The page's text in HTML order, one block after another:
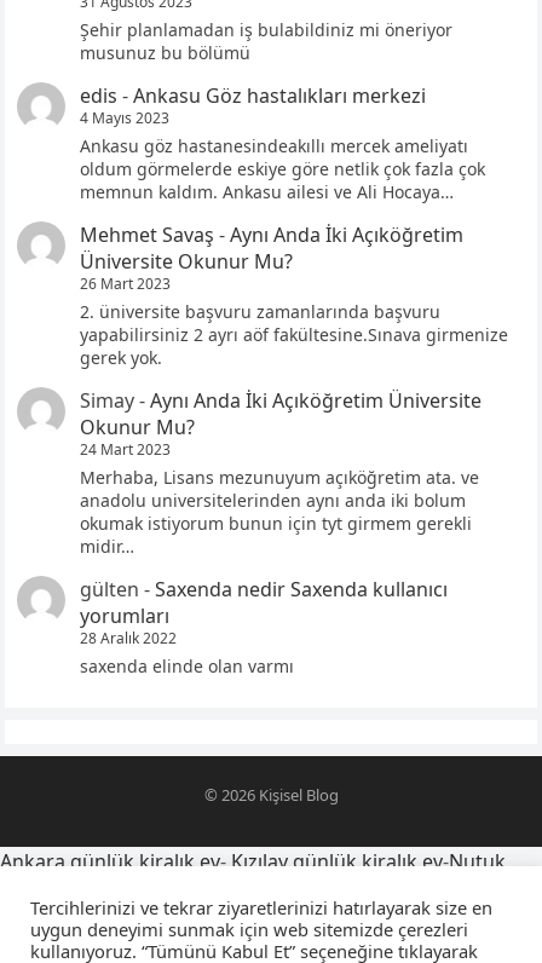
Şehir planlamadan iş bulabildiniz mi öneriyor
musunuz bu bölümü
edis -Ankasu Göz hastalıkları merkezi
4 Mayıs 2023
Ankasu göz hastanesindeakıllı mercek ameliyatı
oldum görmelerde eskiye göre netlik çok fazla çok
memnun kaldım. Ankasu ailesi ve Ali Hocaya…
Mehmet Savaş -Aynı Anda İki Açıköğretim
Üniversite Okunur Mu?
26 Mart 2023
2. üniversite başvuru zamanlarında başvuru
yapabilirsiniz 2 ayrı aöf fakültesine.Sınava girmenize
gerek yok.
Simay-Aynı Anda İki Açıköğretim Üniversite
Okunur Mu?
24 Mart 2023
Merhaba, Lisans mezunuyum açıköğretim ata. ve
anadolu universitelerinden aynı anda iki bolum
okumak istiyorum bunun için tyt girmem gerekli
midir…
gülten -Saxenda nedir Saxenda kullanıcı
yorumları
28 Aralık 2022
saxenda elinde olan varmı
© 2026 Kişisel Blog
Tercihlerinizi ve tekrar ziyaretlerinizi hatırlayarak size en
uygun deneyimi sunmak için web sitemizde çerezleri
kullanıyoruz. “Tümünü Kabul Et” seçeneğine tıklayarak
Ankara günlük kiralık ev- Kızılay günlük kiralık ev-Nutuk
yegensozleri.net-Latince yazı dövmeleri ve anlamları-
sevgiliyi farsça telefona kaydetme isimleri-falcıya sorulacak